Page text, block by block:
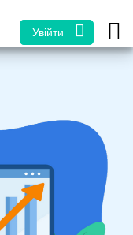
Увійти